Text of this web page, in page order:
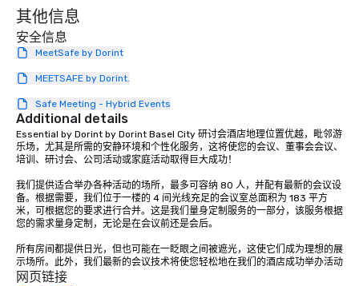
flexibility and
today’s fast-paced
其他信息
安全信息
MeetSafe by Dorint
MEETSAFE by Dorint.
Safe Meeting - Hybrid Events
Additional details
Essential by Dorint by Dorint Basel City 研讨会酒店地理位置优越，毗邻游
乐场，尤其是所需的安静环境和个性化服务，这将使您的会议、董事会会议、
培训、研讨会、公司活动或家庭活动取得巨大成功！
我们提供适合举办各种活动的场所，最多可容纳 80 人，并配有最新的会议设
备。根据需要，我们位于一楼的 4 间光线充足的会议室总面积为 183 平方
米，可根据您的要求进行合并。这是我们量身定制服务的一部分，该服务根据
您的需求量身定制，无论是在会议前还是会后。
所有房间都提供日光，但也可能在一眨眼之间被遮光，这使它们成为理想的展
示场所。此外，我们最新的会议技术将使您轻松地在我们的酒店成功举办活动
网页链接